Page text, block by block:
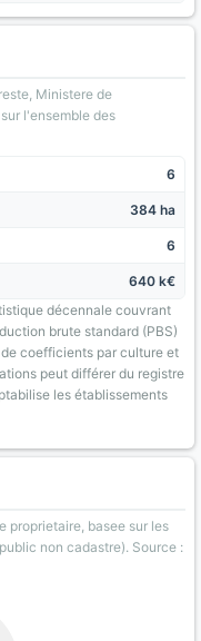
Ministere de
l'ensemble des
6
384 ha
6
640 k€
décennale couvrant
brute standard (PBS)
coefficients par culture et
peut différer du registre
les établissements
proprietaire, basee sur les
non cadastre). Source :